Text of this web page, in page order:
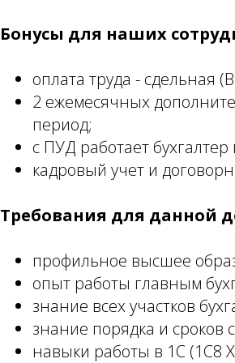
Бонусы для наших
оплата труда - сдельная
2 ежемесячных
период;
с ПУД работает
кадровый учет и
Требования для данной
профильное высшее
опыт работы главным
знание всех участков
знание порядка и сроков
навыки работы в 1С (1С8